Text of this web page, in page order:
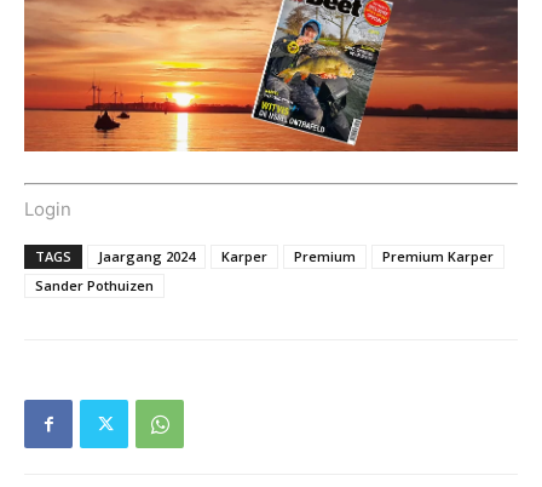
Login
TAGS Jaargang 2024 Karper Premium
Premium Karper
Sander Pothuizen